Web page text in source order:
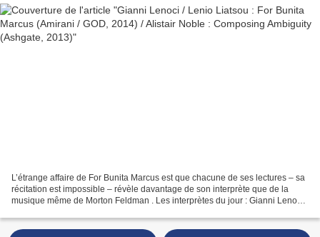
L’étrange affaire de For Bunita Marcus est que chacune de ses lectures – sa
récitation est impossible – révèle davantage de son interprète que de la
musique même de Morton Feldman . Les interprètes du jour : Gianni Lenoci